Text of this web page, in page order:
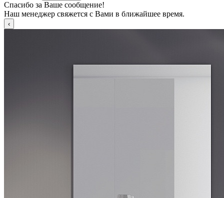
Спасибо за Ваше сообщение!
Наш менеджер свяжется с Вами в ближайшее время.